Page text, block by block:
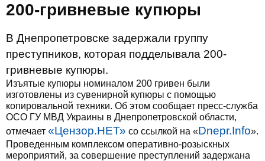
200-гривневые купюры
В Днепропетровске задержали группу
преступников, которая подделывала 200-
гривневые купюры.
Изъятые купюры номиналом 200 гривен были
изготовлены из сувенирной купюры с помощью
копировальной техники. Об этом сообщает пресс-служба
ОСО ГУ МВД Украины в Днепропетровской области,
отмечает «Цензор.НЕТ» со ссылкой на «Dnepr.Info».
Проведенным комплексом оперативно-розыскных
мероприятий, за совершение преступлений задержана